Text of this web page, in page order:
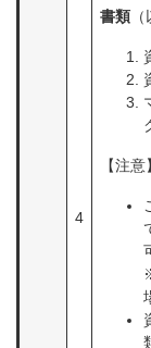
4
書類
【注意